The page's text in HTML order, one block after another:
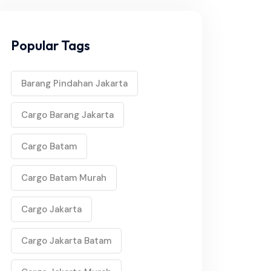
Popular Tags
Barang Pindahan Jakarta
Cargo Barang Jakarta
Cargo Batam
Cargo Batam Murah
Cargo Jakarta
Cargo Jakarta Batam